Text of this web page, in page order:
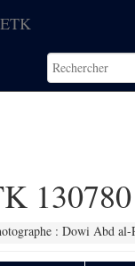
130780
: Dowi Abd